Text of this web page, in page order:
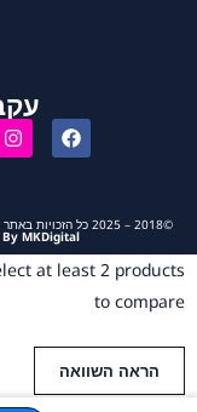
©2018 – 2025 כל הזכויות באתר שמורות – אמ.קי אלקטרוניקס
MKDigital
at least 2 products
to compare
הראה השוואה